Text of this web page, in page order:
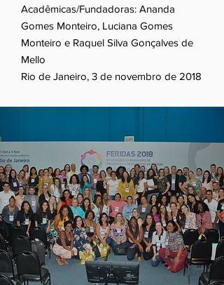
Acadêmicas/Fundadoras: Ananda
Gomes Monteiro, Luciana Gomes
Monteiro e Raquel Silva Gonçalves de
Mello
Rio de Janeiro, 3 de novembro de 2018